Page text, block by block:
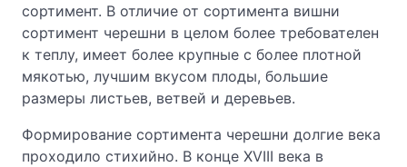
сортимент. В отличие от сортимента вишни
сортимент черешни в целом более требователен
к теплу, имеет более крупные с более плотной
мякотью, лучшим вкусом плоды, большие
размеры листьев, ветвей и деревьев.
Формирование сортимента черешни долгие века
проходило стихийно. В конце XVIII века в